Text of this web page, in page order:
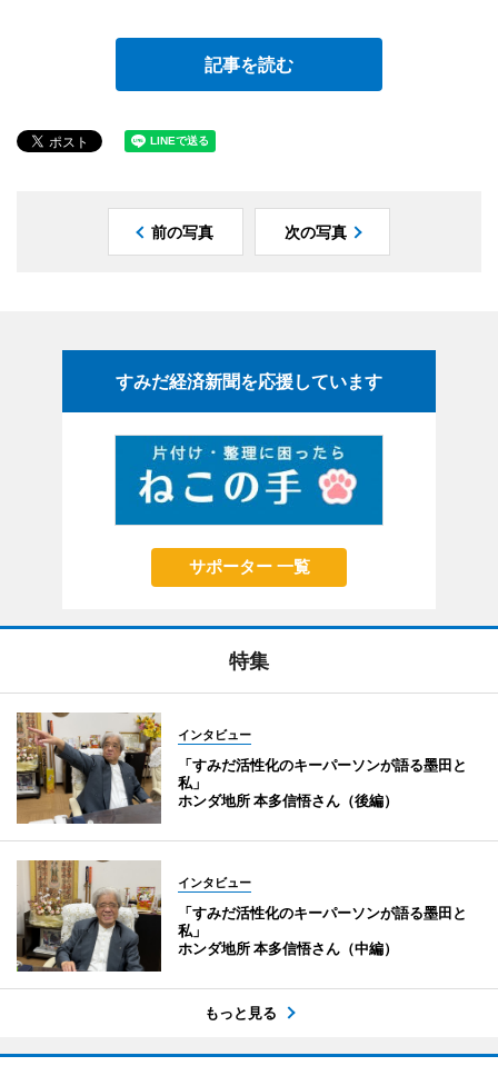
記事を読む
前の写真 次の写真
すみだ経済新聞を応援しています
サポーター 一覧
特集
インタビュー
「すみだ活性化のキーパーソンが語る墨田と
私」
ホンダ地所 本多信悟さん（後編）
インタビュー
「すみだ活性化のキーパーソンが語る墨田と
私」
ホンダ地所 本多信悟さん（中編）
もっと見る